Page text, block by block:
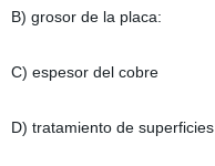
B) grosor de la placa:
C) espesor del cobre
D) tratamiento de superficies